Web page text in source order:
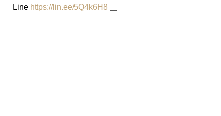
Line https://lin.ee/5Q4k6H8